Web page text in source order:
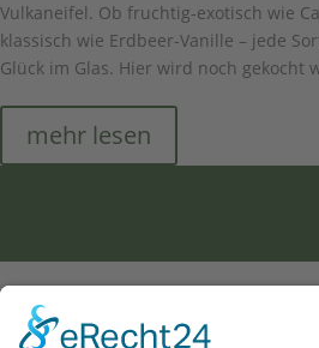
Vulkaneifel. Ob fruchtig-exotisch wie
klassisch wie Erdbeer-Vanille – jede
Glück im Glas. Hier wird noch gekocht
mehr lesen